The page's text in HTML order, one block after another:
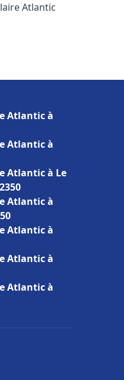
Atlantic
Atlantic à
Atlantic à
Atlantic à Le
Atlantic à
Atlantic à
Atlantic à
Atlantic à